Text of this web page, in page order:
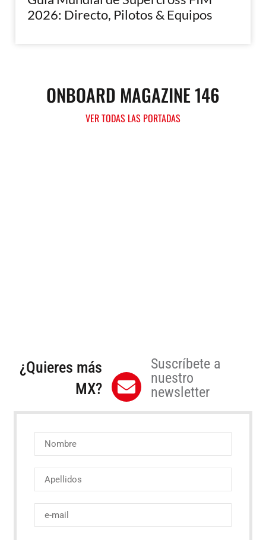
2026: Directo, Pilotos & Equipos
ONBOARD MAGAZINE 146
VER TODAS LAS PORTADAS
¿Quieres más
MX?
Suscríbete a
nuestro
newsletter